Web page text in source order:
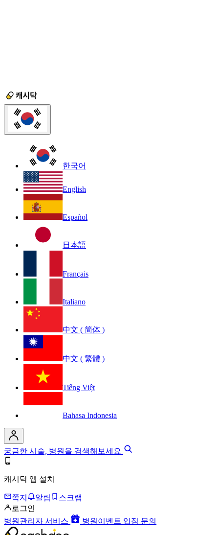
한국어
English
Español
日本語
Français
Italiano
中文 ( 简体 )
中文 ( 繁體 )
Tiếng Việt
Bahasa Indonesia
궁금한 시술, 병원을 검색해보세요
캐시닥 앱 설치
쪽지 알림
스크랩
로그인
병원관리자 서비스
병원이벤트 입점 문의